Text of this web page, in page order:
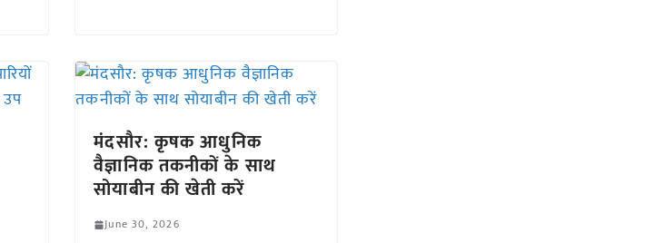
मंदसौर: कृषक आधुनिक
वैज्ञानिक तकनीकों के साथ
सोयाबीन की खेती करें
June 30, 2026